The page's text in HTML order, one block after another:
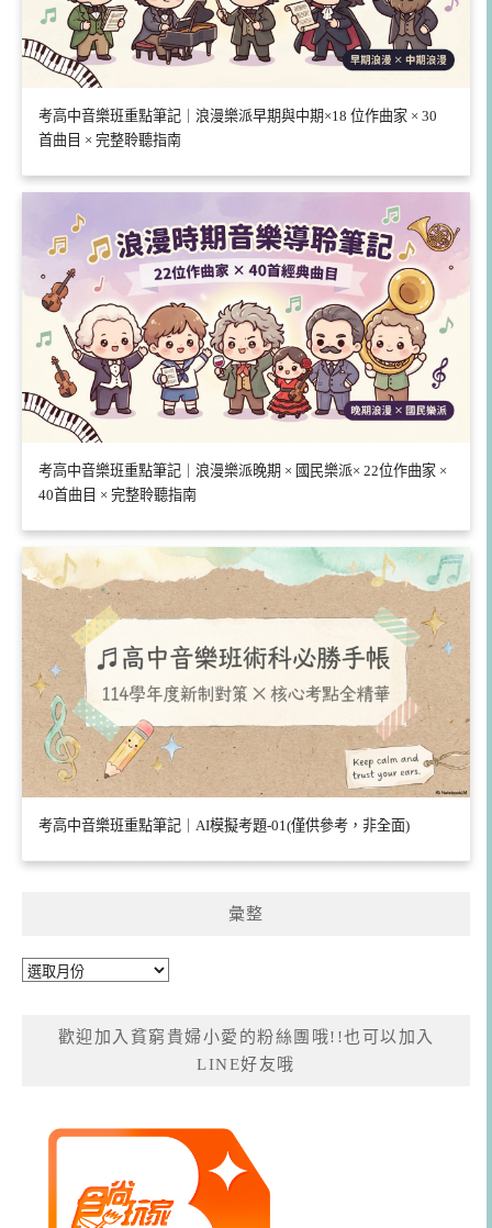
考高中音樂班重點筆記｜浪漫樂派早期與中期×18 位作曲家 × 30
首曲目 × 完整聆聽指南
考高中音樂班重點筆記｜浪漫樂派晚期 × 國民樂派× 22位作曲家 ×
40首曲目 × 完整聆聽指南
考高中音樂班重點筆記｜AI模擬考題-01(僅供參考，非全面)
彙整
彙
歡迎加入貧窮貴婦小愛的粉絲團哦!!也可以加入
LINE好友哦